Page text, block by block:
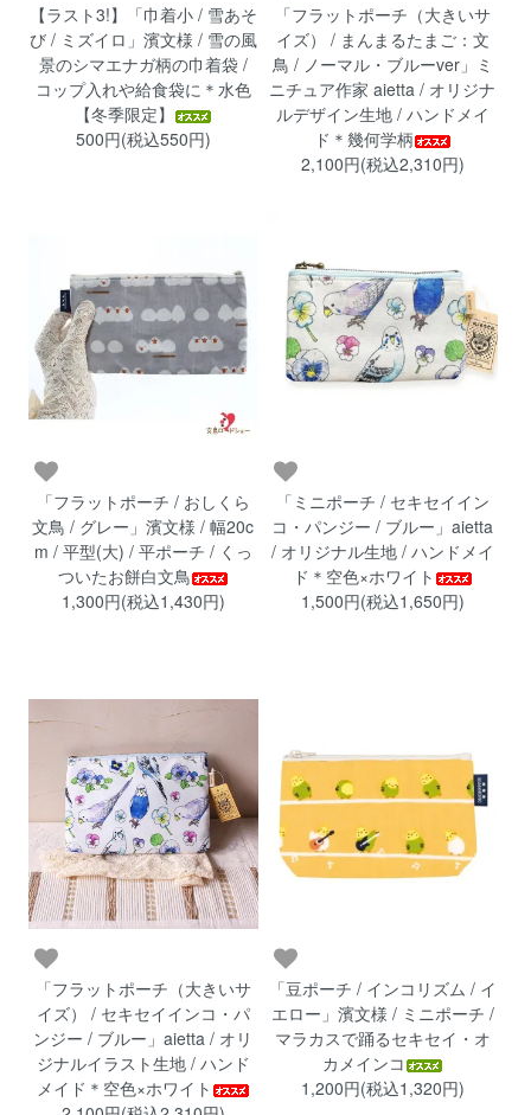
【ラスト3!】「巾着小 / 雪あそ
び / ミズイロ」濱文様 / 雪の風
景のシマエナガ柄の巾着袋 /
コップ入れや給食袋に＊水色
【冬季限定】
500円(税込550円)
「フラットポーチ（大きいサ
イズ） / まんまるたまご：文
鳥 / ノーマル・ブルーver」ミ
ニチュア作家 aietta / オリジナ
ルデザイン生地 / ハンドメイ
ド＊幾何学柄
2,100円(税込2,310円)
「フラットポーチ / おしくら
文鳥 / グレー」濱文様 / 幅20c
m / 平型(大) / 平ポーチ / くっ
ついたお餅白文鳥
1,300円(税込1,430円)
「ミニポーチ / セキセイイン
コ・パンジー / ブルー」aietta
/ オリジナル生地 / ハンドメイ
ド＊空色×ホワイト
1,500円(税込1,650円)
「フラットポーチ（大きいサ
イズ） / セキセイインコ・パ
ンジー / ブルー」aietta / オリ
ジナルイラスト生地 / ハンド
メイド＊空色×ホワイト
「豆ポーチ / インコリズム / イ
エロー」濱文様 / ミニポーチ /
マラカスで踊るセキセイ・オ
カメインコ
1,200円(税込1,320円)